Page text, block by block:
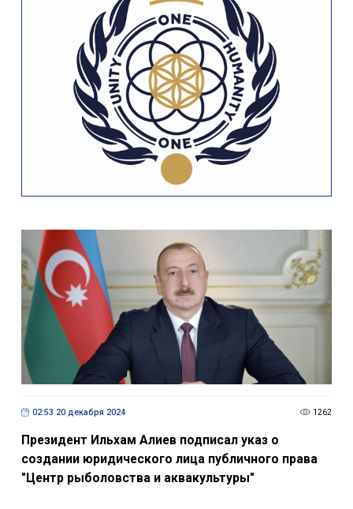
02:53 20 декабря 2024 1262
Президент Ильхам Алиев подписал указ о
создании юридического лица публичного права
"Центр рыболовства и аквакультуры"